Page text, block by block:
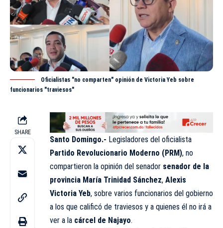
Oficialistas "no comparten" opinión de Victoria Yeb sobre
funcionarios "traviesos"
SHARE
Santo Domingo.- Legisladores del oficialista
Partido Revolucionario Moderno (PRM), no
compartieron la opinión del senador senador de la
provincia María Trinidad Sánchez, Alexis
Victoria Yeb, sobre varios funcionarios del gobierno
a los que calificó de traviesos y a quienes él no irá a
ver a la cárcel de Najayo.